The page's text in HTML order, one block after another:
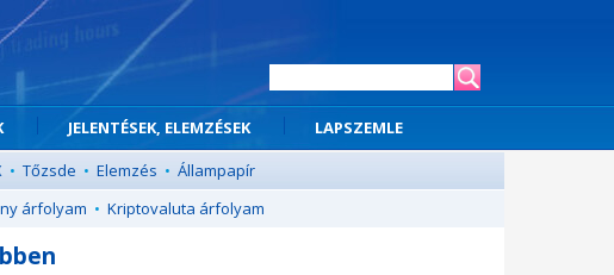
JELENTÉSEK, ELEMZÉSEK
LAPSZEMLE
• Tőzsde • Elemzés • Állampapír
árfolyam • Kriptovaluta árfolyam